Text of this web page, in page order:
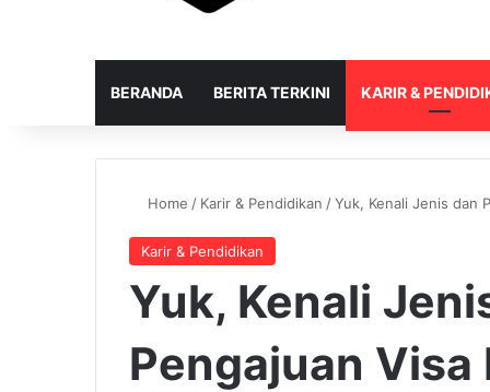
BERANDA BERITA TERKINI KARIR &
Home / Karir & Pendidikan /Yuk, Kenali Jenis dan
Karir & Pendidikan
Yuk, Kenali
Pengajuan Visa